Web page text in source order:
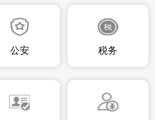
公安 税务